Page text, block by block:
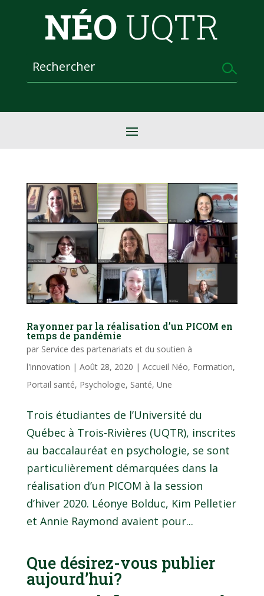
NÉO UQTR
Rayonner par la réalisation d’un PICOM en
temps de pandémie
par Service des partenariats et du soutien à
l'innovation | Août 28, 2020 | Accueil Néo, Formation,
Portail santé, Psychologie, Santé, Une
Trois étudiantes de l’Université du
Québec à Trois-Rivières (UQTR), inscrites
au baccalauréat en psychologie, se sont
particulièrement démarquées dans la
réalisation d’un PICOM à la session
d’hiver 2020. Léonye Bolduc, Kim Pelletier
et Annie Raymond avaient pour...
Que désirez-vous publier
aujourd’hui?